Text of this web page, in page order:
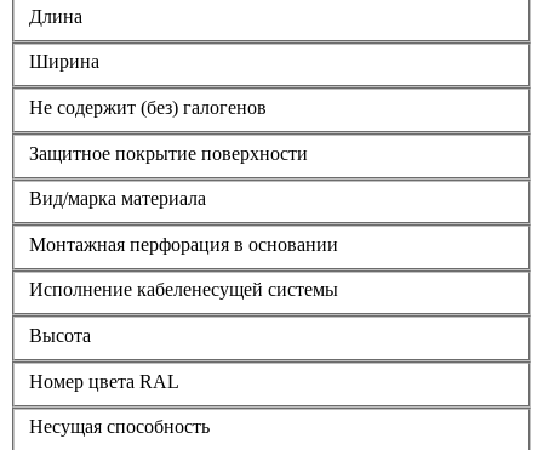
Длина
Ширина
Не содержит (без) галогенов
Защитное покрытие поверхности
Вид/марка материала
Монтажная перфорация в основании
Исполнение кабеленесущей системы
Высота
Номер цвета RAL
Несущая способность